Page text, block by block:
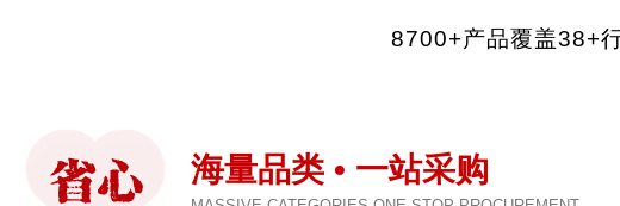
8700+产品覆盖38+
海量品类 • 一站采购